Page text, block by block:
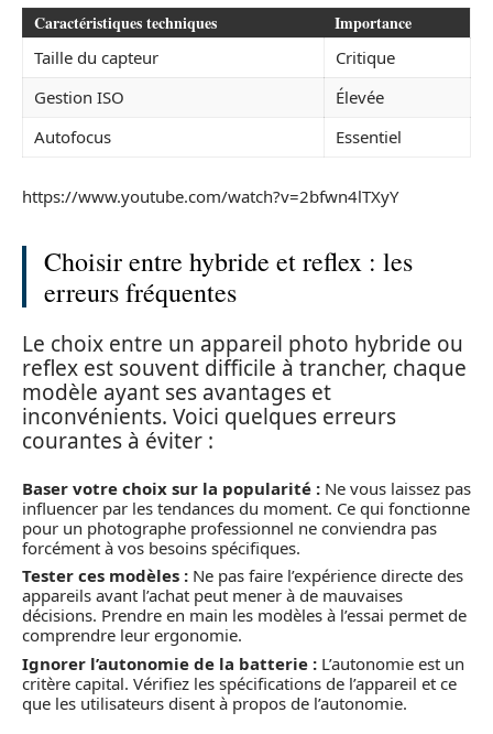
Caractéristiques techniques Importance
Taille du capteur
Critique
Gestion ISO
Élevée
Autofocus
Essentiel
https://www.youtube.com/watch?v=2bfwn4lTXyY
Choisir entre hybride et reflex : les
erreurs fréquentes
Le choix entre un appareil photo hybride ou
reflex est souvent difficile à trancher, chaque
modèle ayant ses avantages et
inconvénients. Voici quelques erreurs
courantes à éviter :
Baser votre choix sur la popularité : Ne vous laissez pas
influencer par les tendances du moment. Ce qui fonctionne
pour un photographe professionnel ne conviendra pas
forcément à vos besoins spécifiques.
Tester ces modèles : Ne pas faire l’expérience directe des
appareils avant l’achat peut mener à de mauvaises
décisions. Prendre en main les modèles à l’essai permet de
comprendre leur ergonomie.
Ignorer l’autonomie de la batterie : L’autonomie est un
critère capital. Vérifiez les spécifications de l’appareil et ce
que les utilisateurs disent à propos de l’autonomie.